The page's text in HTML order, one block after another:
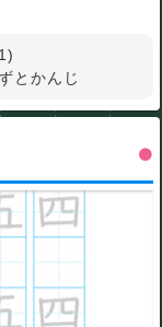
とかんじ